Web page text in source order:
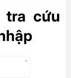
tra cứu